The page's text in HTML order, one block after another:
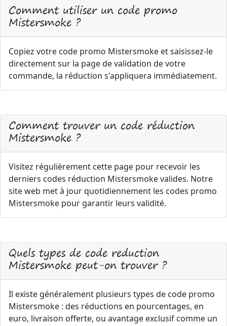
Comment utiliser un code promo
Mistersmoke ?
Copiez votre code promo Mistersmoke et saisissez-le
directement sur la page de validation de votre
commande, la réduction s'appliquera immédiatement.
Comment trouver un code réduction
Mistersmoke ?
Visitez régulièrement cette page pour recevoir les
derniers codes réduction Mistersmoke valides. Notre
site web met à jour quotidiennement les codes promo
Mistersmoke pour garantir leurs validité.
Quels types de code reduction
Mistersmoke peut-on trouver ?
Il existe généralement plusieurs types de code promo
Mistersmoke : des réductions en pourcentages, en
euro, livraison offerte, ou avantage exclusif comme un